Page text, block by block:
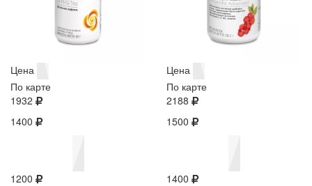
Цена
По карте
1932
1400
1200
Цена
По карте
2188
1500
1400